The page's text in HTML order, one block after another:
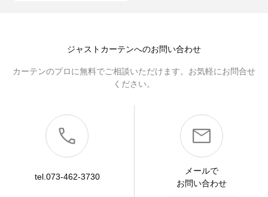
ジャストカーテンへのお問い合わせ
カーテンのプロに無料でご相談いただけます。お気軽にお問合せ
ください。
tel.073-462-3730
メールで
お問い合わせ